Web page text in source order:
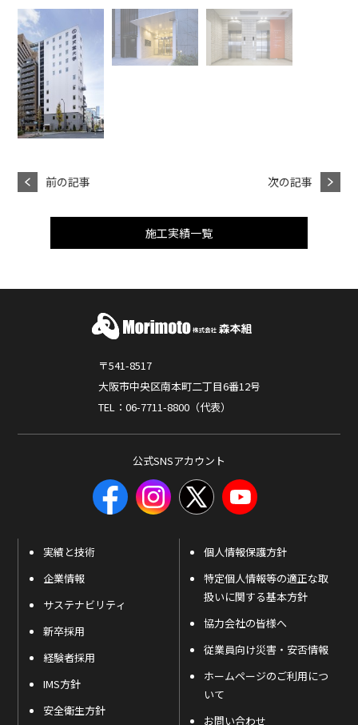
前の記事 次の記事
施工実績一覧
〒541-8517
大阪市中央区南本町二丁目6番12号
TEL：06-7711-8800（代表）
公式SNSアカウント
実績と技術
企業情報
サステナビリティ
新卒採用
経験者採用
IMS方針
安全衛生方針
個人情報保護方針
特定個人情報等の適正な取
扱いに関する基本方針
協力会社の皆様へ
従業員向け災害・安否情報
ホームページのご利用につ
いて
お問い合わせ